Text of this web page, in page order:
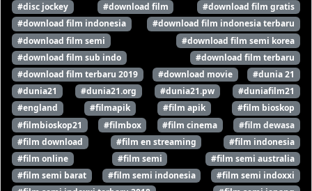
#disc jockey
#download film
#download film gratis
#download film indonesia
#download film indonesia terbaru
#download film semi
#download film semi korea
#download film sub indo
#download film terbaru
#download film terbaru 2019
#download movie
#dunia 21
#dunia21
#dunia21.org #dunia21.pw
#duniafilm21
#england
#filmapik #film apik
#film bioskop
#filmbioskop21
#filmbox #film cinema
#film dewasa
#film download
#film en streaming
#film indonesia
#film online
#film semi
#film semi australia
#film semi barat
#film semi indonesia
#film semi indoxxi